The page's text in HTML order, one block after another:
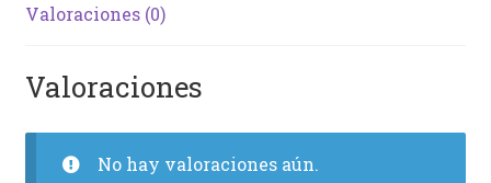
Valoraciones (0)
Valoraciones
No hay valoraciones aún.